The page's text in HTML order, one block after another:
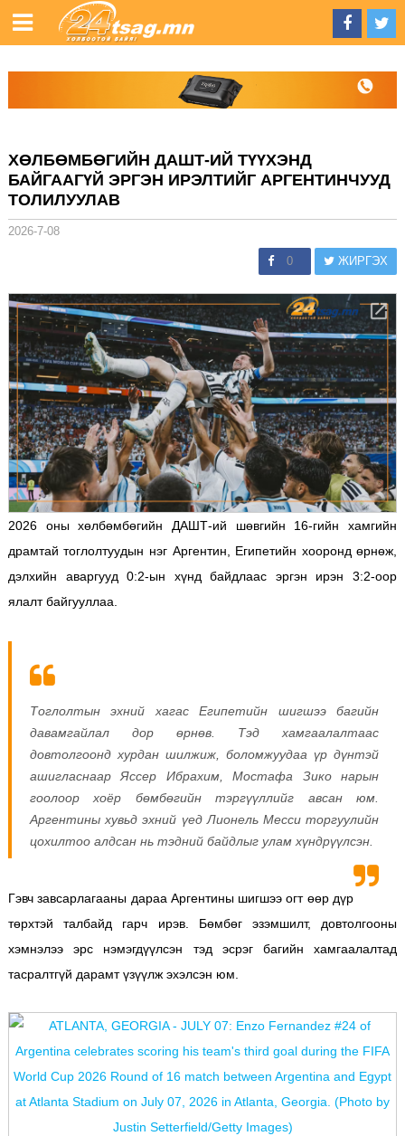
ХӨЛБӨМБӨГИЙН ДАШТ-ИЙ ТҮҮХЭНД
БАЙГААГҮЙ ЭРГЭН ИРЭЛТИЙГ АРГЕНТИНЧУУД
ТОЛИЛУУЛАВ
2026-7-08
0 ЖИРГЭХ
2026 оны хөлбөмбөгийн ДАШТ-ий шөвгийн 16-гийн хамгийн
драмтай тоглолтуудын нэг Аргентин, Египетийн хооронд өрнөж,
дэлхийн аваргууд 0:2-ын хүнд байдлаас эргэн ирэн 3:2-оор
ялалт байгууллаа.
Тоглолтын эхний хагас Египетийн шигшээ багийн
давамгайлал дор өрнөв. Тэд хамгаалалтаас
довтолгоонд хурдан шилжиж, боломжуудаа үр дүнтэй
ашигласнаар Яссер Ибрахим, Мостафа Зико нарын
гоолоор хоёр бөмбөгийн тэргүүллийг авсан юм.
Аргентины хувьд эхний үед Лионель Месси торгуулийн
цохилтоо алдсан нь тэдний байдлыг улам хүндрүүлсэн.
Гэвч завсарлагааны дараа Аргентины шигшээ огт өөр дүр
төрхтэй талбайд гарч ирэв. Бөмбөг эзэмшилт, довтолгооны
хэмнэлээ эрс нэмэгдүүлсэн тэд эсрэг багийн хамгаалалтад
тасралтгүй дарамт үзүүлж эхэлсэн юм.